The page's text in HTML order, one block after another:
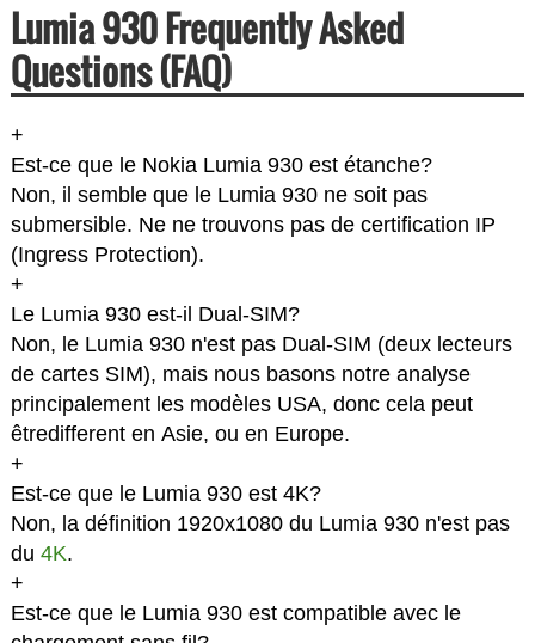
Lumia 930 Frequently Asked
Questions (FAQ)
+
Est-ce que le Nokia Lumia 930 est étanche?
Non, il semble que le Lumia 930 ne soit pas
submersible. Ne ne trouvons pas de certification IP
(Ingress Protection).
+
Le Lumia 930 est-il Dual-SIM?
Non, le Lumia 930 n'est pas Dual-SIM (deux lecteurs
de cartes SIM), mais nous basons notre analyse
principalement les modèles USA, donc cela peut
êtredifferent en Asie, ou en Europe.
+
Est-ce que le Lumia 930 est 4K?
Non, la définition 1920x1080 du Lumia 930 n'est pas
du 4K.
+
Est-ce que le Lumia 930 est compatible avec le